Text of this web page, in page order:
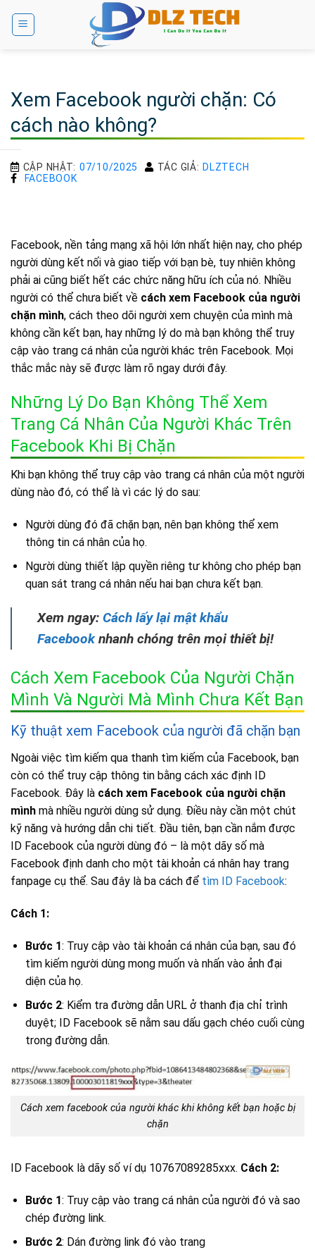
Xem Facebook người chặn: Có
cách nào không?
CẬP NHẬT: 07/10/2025 TÁC GIẢ: DLZTECH
FACEBOOK
Facebook, nền tảng mạng xã hội lớn nhất hiện nay, cho phép
người dùng kết nối và giao tiếp với bạn bè, tuy nhiên không
phải ai cũng biết hết các chức năng hữu ích của nó. Nhiều
người có thể chưa biết về cách xem Facebook của người
chặn mình, cách theo dõi người xem chuyện của mình mà
không cần kết bạn, hay những lý do mà bạn không thể truy
cập vào trang cá nhân của người khác trên Facebook. Mọi
thắc mắc này sẽ được làm rõ ngay dưới đây.
Những Lý Do Bạn Không Thể Xem
Trang Cá Nhân Của Người Khác Trên
Facebook Khi Bị Chặn
Khi bạn không thể truy cập vào trang cá nhân của một người
dùng nào đó, có thể là vì các lý do sau:
Người dùng đó đã chặn bạn, nên bạn không thể xem
thông tin cá nhân của họ.
Người dùng thiết lập quyền riêng tư không cho phép bạn
quan sát trang cá nhân nếu hai bạn chưa kết bạn.
Xem ngay: Cách lấy lại mật khẩu
Facebooknhanh chóng trên mọi thiết bị!
Cách Xem Facebook Của Người Chặn
Mình Và Người Mà Mình Chưa Kết Bạn
Kỹ thuật xem Facebook của người đã chặn bạn
Ngoài việc tìm kiếm qua thanh tìm kiếm của Facebook, bạn
còn có thể truy cập thông tin bằng cách xác định ID
Facebook. Đây là cách xem Facebook của người chặn
mình mà nhiều người dùng sử dụng. Điều này cần một chút
kỹ năng và hướng dẫn chi tiết. Đầu tiên, bạn cần nắm được
ID Facebook của người dùng đó – là một dãy số mà
Facebook định danh cho một tài khoản cá nhân hay trang
fanpage cụ thể. Sau đây là ba cách để tìm ID Facebook:
Cách 1:
Bước 1: Truy cập vào tài khoản cá nhân của bạn, sau đó
tìm kiếm người dùng mong muốn và nhấn vào ảnh đại
diện của họ.
Bước 2: Kiểm tra đường dẫn URL ở thanh địa chỉ trình
duyệt; ID Facebook sẽ nằm sau dấu gạch chéo cuối cùng
trong đường dẫn.
Cách xem facebook của người khác khi không kết bạn hoặc bị
chặn
ID Facebook là dãy số ví dụ 10767089285xxx. Cách 2:
Bước 1: Truy cập vào trang cá nhân của người đó và sao
chép đường link.
Bước 2: Dán đường link đó vào trang